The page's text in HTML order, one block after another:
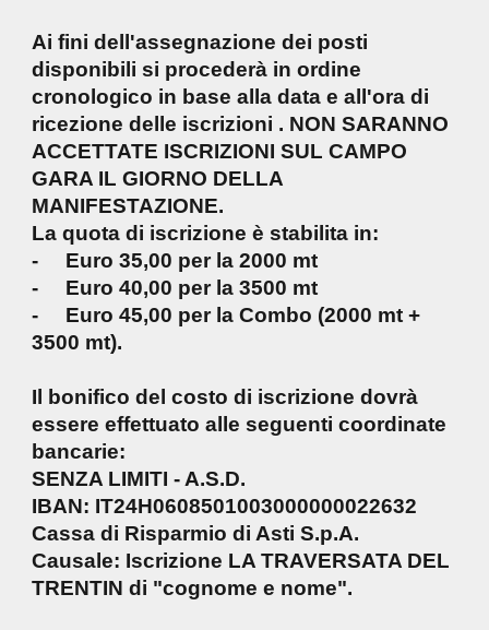
Ai fini dell'assegnazione dei posti
disponibili si procederà in ordine
cronologico in base alla data e all'ora di
ricezione delle iscrizioni . NON SARANNO
ACCETTATE ISCRIZIONI SUL CAMPO
GARA IL GIORNO DELLA
MANIFESTAZIONE.
La quota di iscrizione è stabilita in:
- Euro 35,00 per la 2000 mt
- Euro 40,00 per la 3500 mt
- Euro 45,00 per la Combo (2000 mt +
3500 mt).
Il bonifico del costo di iscrizione dovrà
essere effettuato alle seguenti coordinate
bancarie:
SENZA LIMITI - A.S.D.
IBAN: IT24H0608501003000000022632
Cassa di Risparmio di Asti S.p.A.
Causale: Iscrizione LA TRAVERSATA DEL
TRENTIN di "cognome e nome".